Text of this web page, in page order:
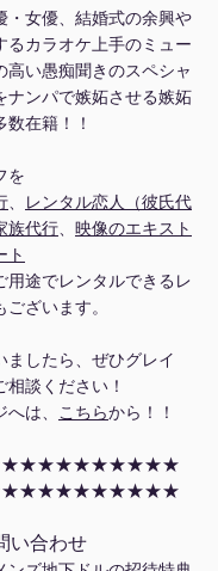
・女優、結婚式の余興や
るカラオケ上手のミュー
高い愚痴聞きのスペシャ
ナンパで嫉妬させる嫉妬
在籍！！
を
レンタル恋人（彼氏代
族代行
映像のエキスト
ト
用途でレンタルできるレ
ざいます。
ましたら、ぜひグレイ
談ください！
は、
こちらから！！
い合わせ